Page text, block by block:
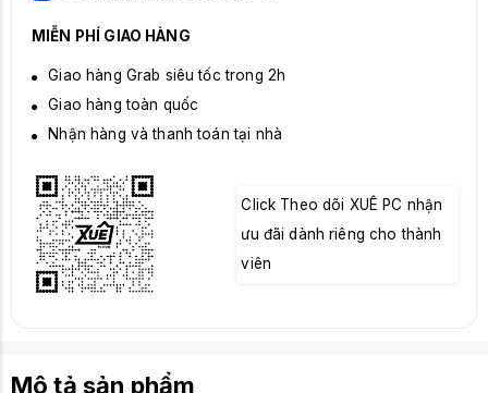
MIỄN PHÍ GIAO HÀNG
Giao hàng Grab siêu tốc trong 2h
Giao hàng toàn quốc
Nhận hàng và thanh toán tại nhà
Click Theo dõi XUÊ PC nhận
ưu đãi dành riêng cho thành
viên
Mô tả sản phẩm